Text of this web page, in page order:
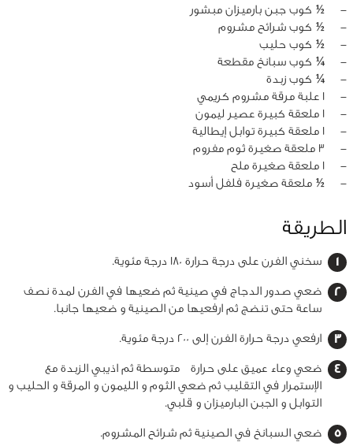
‏-
½ كوب جبن بارميزان مبشور
‏-
½ كوب شرائح مشروم
‏-
½ كوب حليب
‏-
¼ كوب سبانخ مقطعة
‏-
¼ كوب زبدة
‏-
1 علبة مرقة مشروم كريمي
‏-
1 ملعقة كبيرة عصير ليمون
‏-
1 ملعقة كبيرة توابل إيطالية
‏-
3 ملعقة صغيرة ثوم مفروم
‏-
1 ملعقة صغيرة ملح
‏-
½ ملعقة صغيرة فلفل أسود
الطريقة
سخني الفرن على درجة حرارة 180 درجة مئوية.
ضعي صدور الدجاج في صينية ثم ضعيها في الفرن لمدة نصف
ساعة حتى تنضج ثم ارفعيها من الصينية و ضعيها جانبا.
ارفعي درجة حرارة الفرن إلى 200 درجة مئوية.
ضعي وعاء عميق على حرارة متوسطة ثم اذيبي الزبدة مع
الإستمرار في التقليب ثم ضعي الثوم و الليمون و المرقة و الحليب و
التوابل و الجبن البارميزان و قلبي.
ضعي السبانخ في الصينية ثم شرائح المشروم.